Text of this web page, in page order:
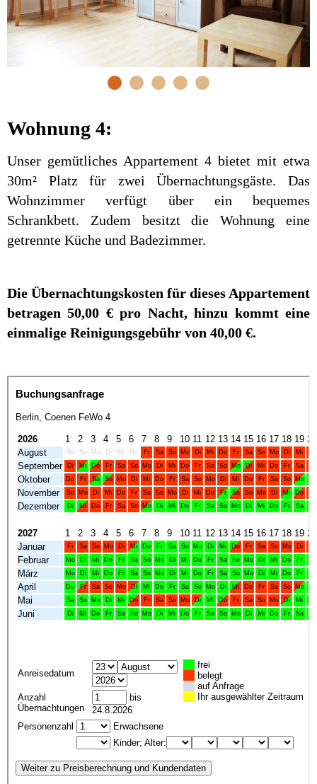
Wohnung 4:
Unser gemütliches Appartement 4 bietet mit etwa
30m² Platz für zwei Übernachtungsgäste. Das
Wohnzimmer verfügt über ein bequemes
Schrankbett. Zudem besitzt die Wohnung eine
getrennte Küche und Badezimmer.
Die Übernachtungskosten für dieses Appartement
betragen 50,00 € pro Nacht, hinzu kommt eine
einmalige Reinigungsgebühr von 40,00 €.